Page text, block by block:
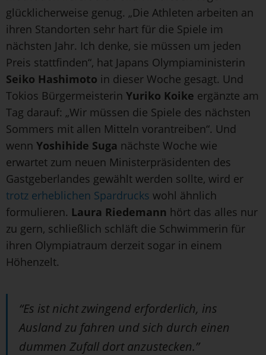
glücklicherweise genug. „Die Athleten arbeiten an
ihren Standorten sehr hart für die Spiele im
nächsten Jahr. Ich denke, sie müssen um jeden
Preis stattfinden“, hat Japans Olympiaministerin
Seiko Hashimoto in dieser Woche gesagt. Und
Tokios Bürgermeisterin Yuriko Koike ergänzte am
Tag darauf: „Wir müssen die Spiele des nächsten
Sommers mit allen Mitteln vorantreiben“. Und
wenn Yoshihide Suga nächste Woche wie
erwartet zum neuen Ministerpräsidenten des
Gastgeberlandes gewählt werden sollte, wird er
trotz erheblichen Spardrucks wohl ähnlich
formulieren. Laura Riedemann hört das alles nur
zu gern, schließlich schläft die Schwimmerin für
ihren Olympiatraum derzeit sogar in einem
Höhenzelt.
“Es ist nicht zwingend erforderlich, ins
Ausland zu fahren und sich durch einen
dummen Zufall dort anzustecken.”